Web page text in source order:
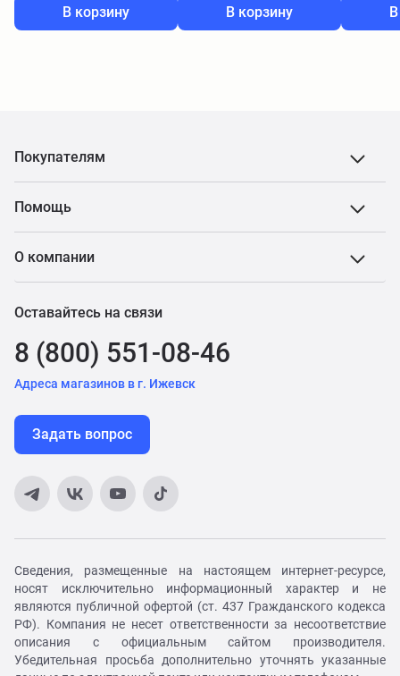
В корзину В корзину
Покупателям
Помощь
О компании
Оставайтесь на связи
8 (800) 551-08-46
Адреса магазинов в г. Ижевск
Задать вопрос
Сведения, размещенные на настоящем интернет-ресурсе,
носят исключительно информационный характер и не
являются публичной офертой (ст. 437 Гражданского кодекса
РФ). Компания не несет ответственности за несоответствие
описания с официальным сайтом производителя.
Убедительная просьба дополнительно уточнять указанные